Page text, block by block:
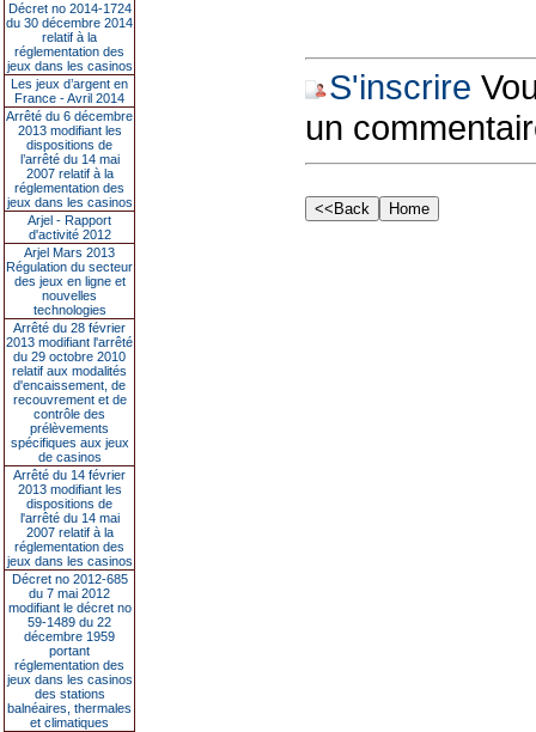
Décret no 2014-1724
du 30 décembre 2014
relatif à la
réglementation des
jeux dans les casinos
Les jeux d’argent en
France - Avril 2014
Arrêté du 6 décembre
2013 modifiant les
dispositions de
l’arrêté du 14 mai
2007 relatif à la
réglementation des
jeux dans les casinos
Arjel - Rapport
d'activité 2012
Arjel Mars 2013
Régulation du secteur
des jeux en ligne et
nouvelles
technologies
Arrêté du 28 février
2013 modifiant l'arrêté
du 29 octobre 2010
relatif aux modalités
d'encaissement, de
recouvrement et de
contrôle des
prélèvements
spécifiques aux jeux
de casinos
Arrêté du 14 février
2013 modifiant les
dispositions de
l'arrêté du 14 mai
2007 relatif à la
réglementation des
jeux dans les casinos
Décret no 2012-685
du 7 mai 2012
modifiant le décret no
59-1489 du 22
décembre 1959
portant
réglementation des
jeux dans les casinos
des stations
balnéaires, thermales
et climatiques
S'inscrire
un